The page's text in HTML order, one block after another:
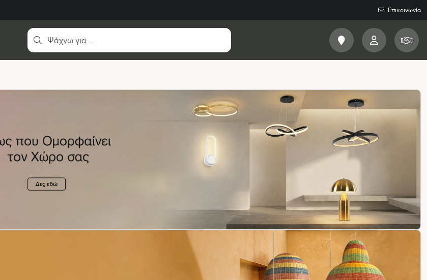
Επικοινωνία